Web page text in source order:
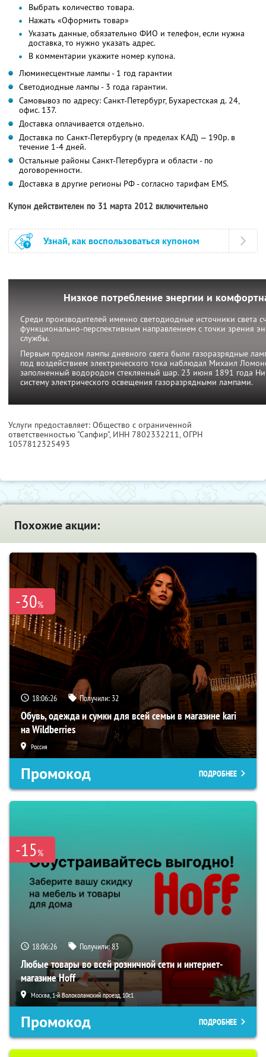
Выбрать количество товара.
Нажать «Оформить товар»
Указать данные, обязательно ФИО и телефон, если нужна
доставка, то нужно указать адрес.
В комментарии укажите номер купона.
Люминесцентные лампы - 1 год гарантии
Светодиодные лампы - 3 года гарантии.
Самовывоз по адресу: Санкт-Петербург, Бухарестская д. 24,
офис. 137.
Доставка оплачивается отдельно.
Доставка по Санкт-Петербургу (в пределах КАД) — 190р. в
течение 1-4 дней.
Остальные районы Санкт-Петербурга и области - по
договоренности.
Доставка в другие регионы РФ - согласно тарифам EMS.
Купон действителен по 31 марта 2012 включительно
Узнай, как воспользоваться купоном
Низкое потребление энергии и
Среди производителей именно светодиодные источники света
функционально-перспективным направлением с точки зрения
службы.
Первым предком лампы дневного света были газоразрядные
под воздействием электрического тока наблюдал Михаил
заполненный водородом стеклянный шар. 23 июня 1891 года
систему электрического освещения газоразрядными лампами.
Услуги предоставляет: Общество с ограниченной
ответственностью "Сапфир", ИНН 7802332211, ОГРН
1057812325493
Похожие акции:
-30%
18:06:25 Получили: 32
Обувь, одежда и сумки для всей семьи в магазине kari
на Wildberries
Россия
Промокод ПОДРОБНЕЕ
-15%
18:06:25 Получили:83
Любые товары во всей розничной сети и интернет-
магазине Hoff
Москва, 1-й Волоколамский проезд, 10с1
Промокод ПОДРОБНЕЕ